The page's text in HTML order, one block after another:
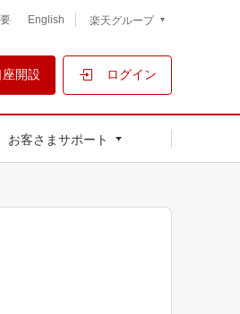
English 楽天グループ
座開設 ログイン
お客さまサポート